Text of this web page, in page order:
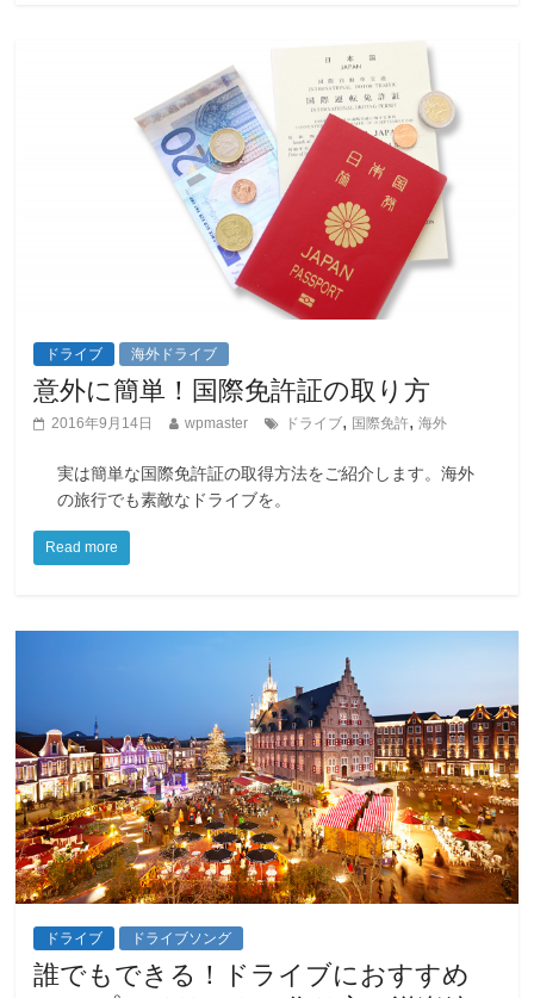
ドライブ 海外ドライブ
意外に簡単！国際免許証の取り方
2016年9月14日 wpmaster ドライブ, 国際免許,海外
実は簡単な国際免許証の取得方法をご紹介します。海外
の旅行でも素敵なドライブを。
Read more
ドライブ ドライブソング
誰でもできる！ドライブにおすすめ